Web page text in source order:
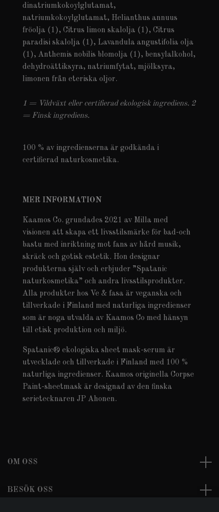
dinatriumkokoylglutamat,
natriumkokoylglutamat, Helianthus annuus
fröolja (1), Citrus limon skalolja (1), Citrus
paradisi skalolja (1), Lavandula angustifolia olja
(1), Anthemis nobilis blomolja (1), bensylalkohol,
dehydroättiksyra, natriumfytat, mjölksyra,
limonen från eteriska oljor.
1 = Vildväxt eller certifierad ekologisk ingrediens. 2
= Finsk ingrediens.
100 % av ingredienserna är godkända i
certifierad naturkosmetika.
MER INFORMATION
Kaamos Co. grundades 2021 av Milla med
visionen att skapa ett livsstilsmärke för bad-och
bastu med inriktning mot fans av hård musik,
skräck och gotisk estetik. Hon designar
produkterna själv och erbjuder ”Spatanic
naturkosmetika” och andra livsstilsprodukter.
Alla produkter hos Ve & fasa är veganska och
tillverkade i Finland med naturliga ingredienser
som är noga utvalda av Kaamos Co med hänsyn
till etisk produktion och miljö.
Spatanic® ekologiska sheet mask-serum är
utvecklade och tillverkade i Finland med 100 %
naturliga ingredienser. Kaamos originella Corpse
Paint-sheetmask är designad av den finska
serietecknaren JP Ahonen.
OM OSS
BESÖK OSS